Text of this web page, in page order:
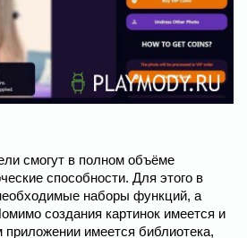
смогут в полном объёме
способности. Для этого в
наборы функций, а
создания картинок имеется и
приложении имеется библиотека,